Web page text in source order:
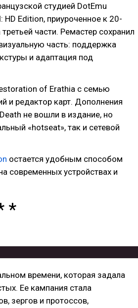
студией DotEmu
Edition, приуроченное к 20-
части. Ремастер сохранил
часть: поддержка
и адаптация под
of Erathia с семью
и редактор карт. Дополнения
не вошли в издание, но
«hotseat», так и сетевой
остается удобным способом
современных устройствах и
времени, которая задала
Ее кампания стала
зергов и протоссов,